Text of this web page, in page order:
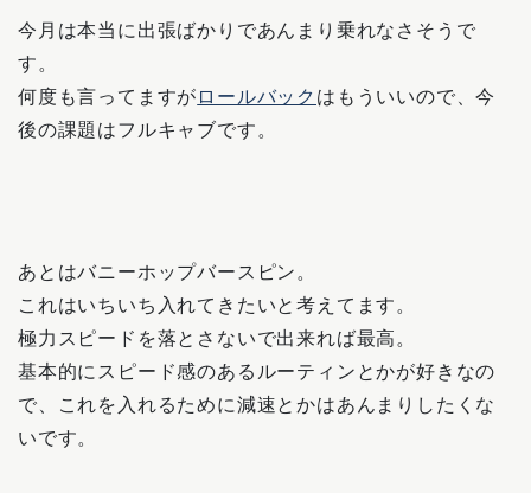
今月は本当に出張ばかりであんまり乗れなさそうで
す。
何度も言ってますが ロールバック はもういいので、今
後の課題はフルキャブです。
あとはバニーホップバースピン。
これはいちいち入れてきたいと考えてます。
極力スピードを落とさないで出来れば最高。
基本的にスピード感のあるルーティンとかが好きなの
で、これを入れるために減速とかはあんまりしたくな
いです。